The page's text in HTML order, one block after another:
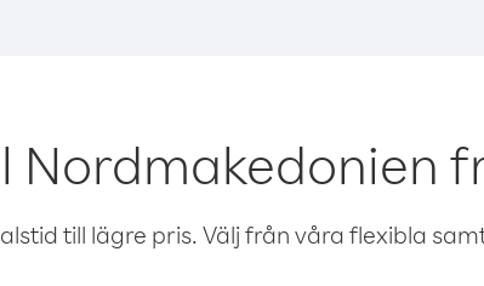
Nordmakedonien
till lägre pris. Välj från våra flexibla